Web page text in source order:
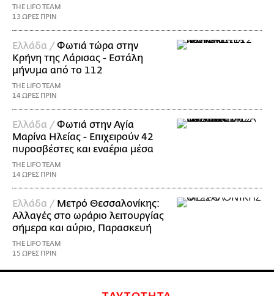
THE LIFO TEAM
13 ΩΡΕΣ ΠΡΙΝ
Ελλάδα /Φωτιά τώρα στην
Κρήνη της Λάρισας - Εστάλη
μήνυμα από το 112
THE LIFO TEAM
14 ΩΡΕΣ ΠΡΙΝ
Ελλάδα /Φωτιά στην Αγία
Μαρίνα Ηλείας - Επιχειρούν 42
πυροσβέστες και εναέρια μέσα
THE LIFO TEAM
14 ΩΡΕΣ ΠΡΙΝ
Ελλάδα / Μετρό Θεσσαλονίκης:
Αλλαγές στο ωράριο λειτουργίας
σήμερα και αύριο, Παρασκευή
THE LIFO TEAM
15 ΩΡΕΣ ΠΡΙΝ